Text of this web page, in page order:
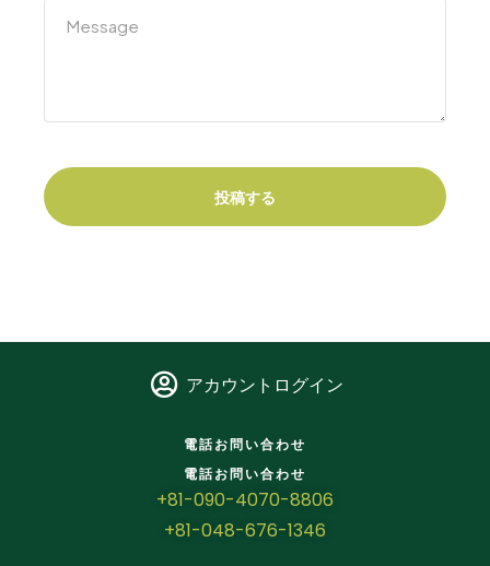
投稿する
アカウントログイン
電話お問い合わせ
電話お問い合わせ
+81-090-4070-8806
+81-048-676-1346